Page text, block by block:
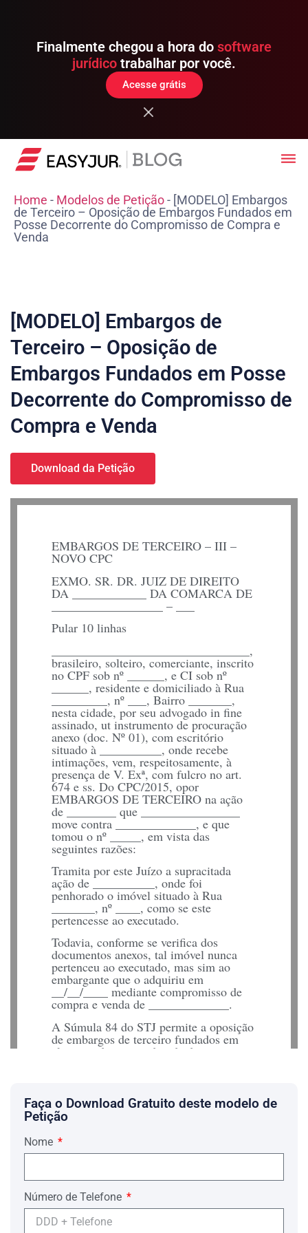
Finalmente chegou a hora do software
jurídico trabalhar por você.
Acesse grátis
Home - Modelos de Petição- [MODELO] Embargos
de Terceiro – Oposição de Embargos Fundados em
Posse Decorrente do Compromisso de Compra e
Venda
[MODELO] Embargos de
Terceiro – Oposição de
Embargos Fundados em Posse
Decorrente do Compromisso de
Compra e Venda
Download da Petição
EMBARGOS DE TERCEIRO – III –
NOVO CPC
EXMO. SR. DR. JUIZ DE DIREITO
DA ____________ DA COMARCA DE
__________________ – ___
Pular 10 linhas
________________________________,
brasileiro, solteiro, comerciante, inscrito
no CPF sob nº ______, e CI sob nº
______, residente e domiciliado à Rua
_________, nº ___, Bairro _______,
nesta cidade, por seu advogado in fine
assinado, ut instrumento de procuração
anexo (doc. Nº 01), com escritório
situado à __________, onde recebe
intimações, vem, respeitosamente, à
presença de V. Exª, com fulcro no art.
674 e ss. Do CPC/2015, opor
EMBARGOS DE TERCEIRO na ação
de ________ que ________________
move contra _____________, e que
tomou o nº _____, em vista das
seguintes razões:
Tramita por este Juízo a supracitada
ação de __________, onde foi
penhorado o imóvel situado à Rua
_______, nº ____, como se este
pertencesse ao executado.
Todavia, conforme se verifica dos
documentos anexos, tal imóvel nunca
pertenceu ao executado, mas sim ao
embargante que o adquiriu em
__/__/____ mediante compromisso de
compra e venda de _____________.
A Súmula 84 do STJ permite a oposição
de embargos de terceiro fundados em
alegação de posse advinda do
"É admissível a oposição de embargos
de terceiro fundados em alegação de
posse advinda do compromisso de
compra e venda de imóvel, ainda que
desprovido do registro."
mas está sendo esbulhado na posse de
seu bem, e segundo o art. 674 do
CPC/2015:
"Art. 674. Quem, não sendo parte no
Faça o Download Gratuito deste modelo de
Petição
Nome
Número de Telefone